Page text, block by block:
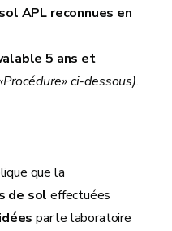
APL reconnues en
5 ans et
ci-dessous).
que la
de soleffectuées
par le laboratoire